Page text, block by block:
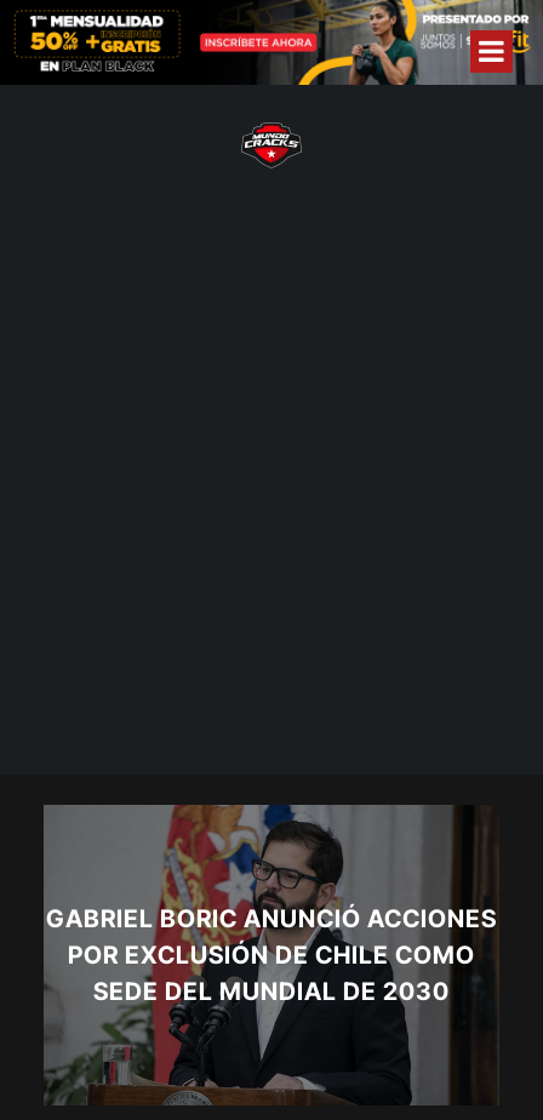
GABRIEL BORIC ANUNCIÓ ACCIONES
POR EXCLUSIÓN DE CHILE COMO
SEDE DEL MUNDIAL DE 2030